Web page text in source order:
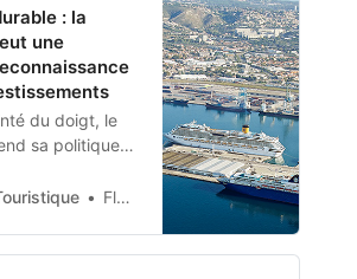
: la
une
du doigt, le
sa politique
Florian De Paola